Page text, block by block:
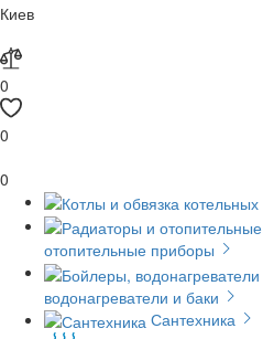
Киев
0
0
0
отопительные приборы
водонагреватели и баки
Сантехника